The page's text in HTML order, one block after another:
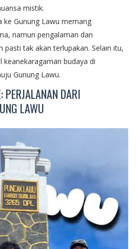
mistik.
ke Gunung Lawu memang
namun pengalaman dan
pasti tak akan terlupakan. Selain itu,
budaya di
Gunung Lawu.
PERJALANAN DARI
LAWU